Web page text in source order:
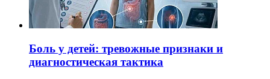
Боль у детей: тревожные признаки и
диагностическая тактика